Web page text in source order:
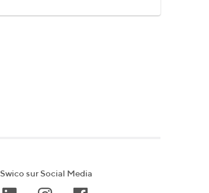
Swico sur Social Media